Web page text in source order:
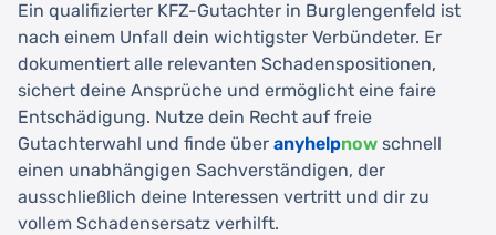
Ein qualifizierter KFZ-Gutachter in Burglengenfeld ist
nach einem Unfall dein wichtigster Verbündeter. Er
dokumentiert alle relevanten Schadenspositionen,
sichert deine Ansprüche und ermöglicht eine faire
Entschädigung. Nutze dein Recht auf freie
Gutachterwahl und finde über anyhelpnow schnell
einen unabhängigen Sachverständigen, der
ausschließlich deine Interessen vertritt und dir zu
vollem Schadensersatz verhilft.